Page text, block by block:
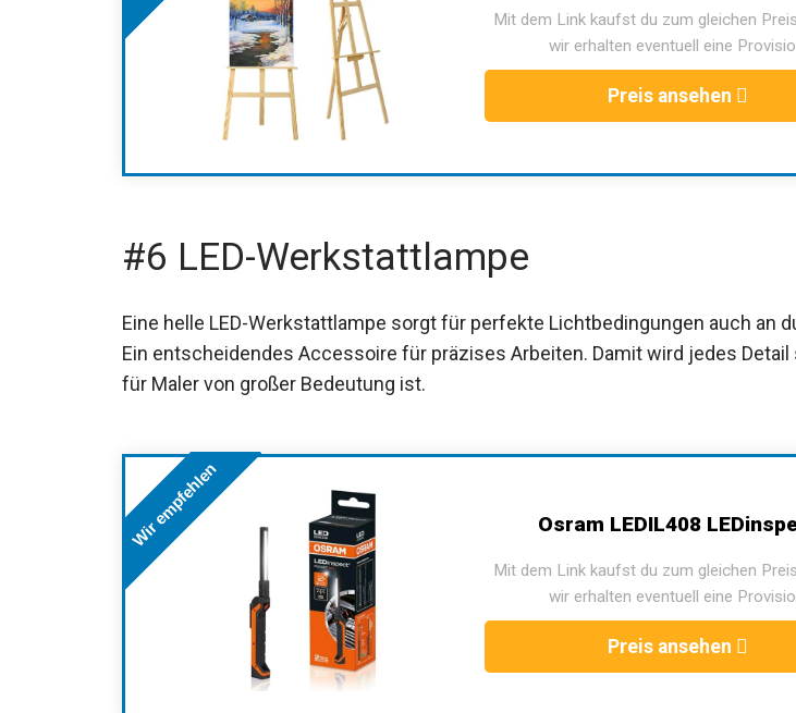
Mit dem Link kaufst du zum gleichen
wir erhalten eventuell eine
Preis ansehen
#6 LED-Werkstattlampe
Eine helle LED-Werkstattlampe sorgt für perfekte Lichtbedingungen auch an
Ein entscheidendes Accessoire für präzises Arbeiten. Damit wird jedes Detail
für Maler von großer Bedeutung ist.
Wir empfehlen Osram LEDIL408
Mit dem Link kaufst du zum gleichen
wir erhalten eventuell eine
Preis ansehen